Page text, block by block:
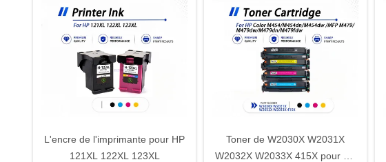
L'encre de l'imprimante pour HP
121XL 122XL 123XL
Toner de W2030X W2031X
W2032X W2033X 415X pour HP